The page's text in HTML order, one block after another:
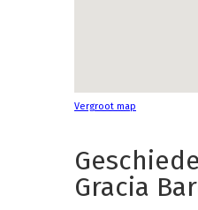
Vergroot map
Gracia